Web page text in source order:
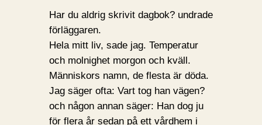
Har du aldrig skrivit dagbok? undrade
förläggaren.
Hela mitt liv, sade jag. Temperatur
och molnighet morgon och kväll.
Människors namn, de flesta är döda.
Jag säger ofta: Vart tog han vägen?
och någon annan säger: Han dog ju
för flera år sedan på ett vårdhem i